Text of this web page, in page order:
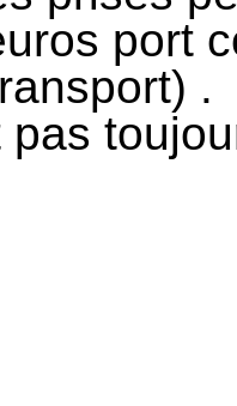
port
.
pas